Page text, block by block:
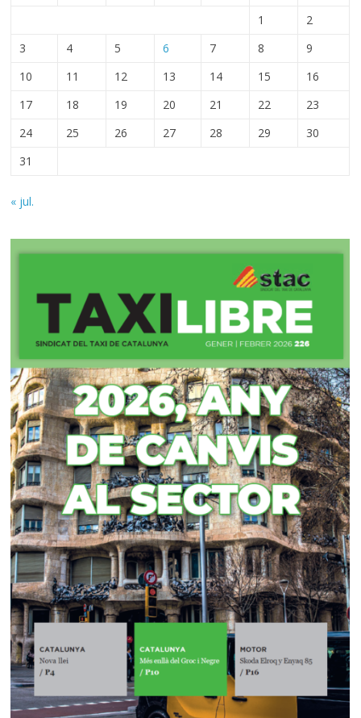
1
2
3
4 5 6 7 8
9
10
11 12 13 14 15
16
17
18 19 20 21 22
23
24
25 26 27 28 29
30
31
« jul.